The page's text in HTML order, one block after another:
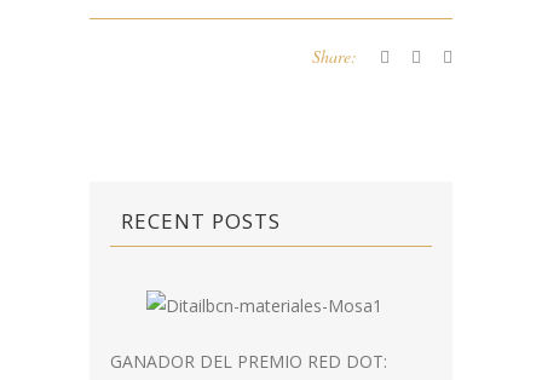
Share:
RECENT POSTS
GANADOR DEL PREMIO RED DOT: